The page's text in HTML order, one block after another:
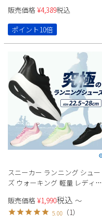
ンクソール プラットフォーム
金具 ブラック 靴 Parade パレー
ド 1146
販売価格 ¥4,389税込
ポイント10倍
スニーカー ランニング シュー
ズ ウォーキング 軽量 レディー
ットネス ジム ローカット ポッ
プコーンソール 991703 Parade
販売価格 ¥1,990税込 〜
5.00 （1）